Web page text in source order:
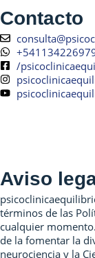
Contacto
/
Aviso
términos de las
cualquier
de la fomentar la
neurociencia y la